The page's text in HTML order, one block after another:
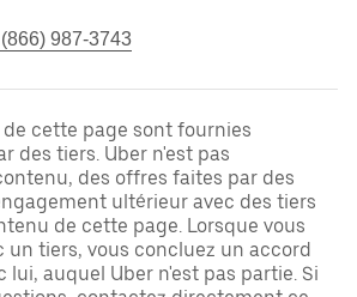
987-3743
cette page sont fournies
des tiers. Uber n'est pas
des offres faites par des
ultérieur avec des tiers
de cette page. Lorsque vous
un tiers, vous concluez un accord
lui, auquel Uber n'est pas partie. Si